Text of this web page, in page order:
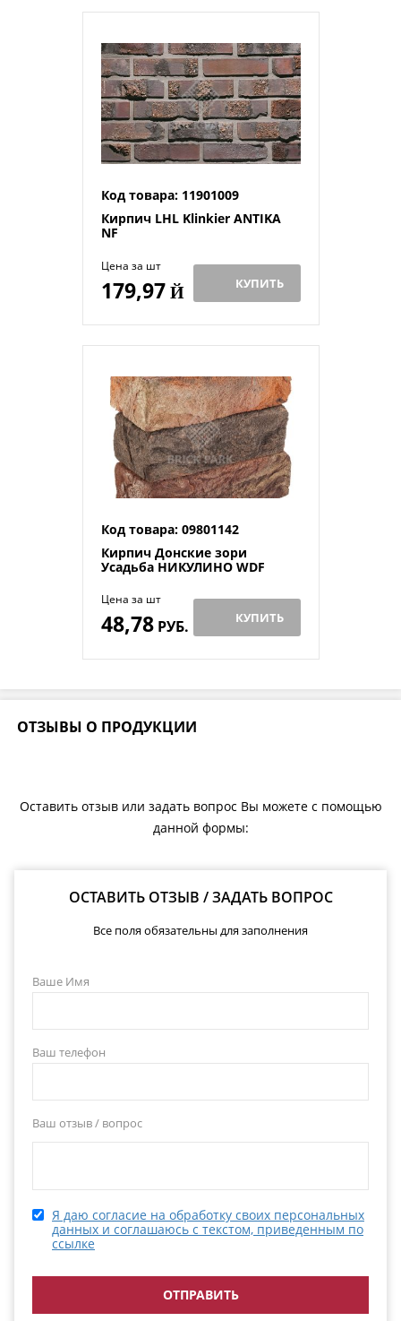
Код товара: 11901009
Кирпич LHL Klinkier ANTIKA
NF
Цена за шт
179,97Й КУПИТЬ
Код товара: 09801142
Кирпич Донские зори
Усадьба НИКУЛИНО WDF
Цена за шт
48,78РУБ. КУПИТЬ
ОТЗЫВЫ О ПРОДУКЦИИ
Оставить отзыв или задать вопрос Вы можете с помощью
данной формы:
ОСТАВИТЬ ОТЗЫВ / ЗАДАТЬ ВОПРОС
Все поля обязательны для заполнения
Ваше Имя
Ваш телефон
Ваш отзыв / вопрос
Я даю согласие на обработку своих персональных
данных и соглашаюсь с текстом, приведенным по
ссылке